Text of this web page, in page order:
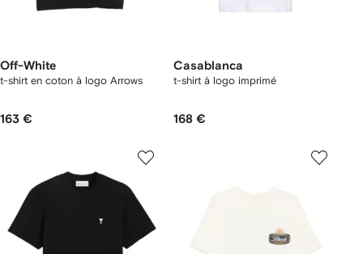
Off-White
t-shirt en coton à logo Arrows
163 €
Casablanca
t-shirt à logo imprimé
168 €